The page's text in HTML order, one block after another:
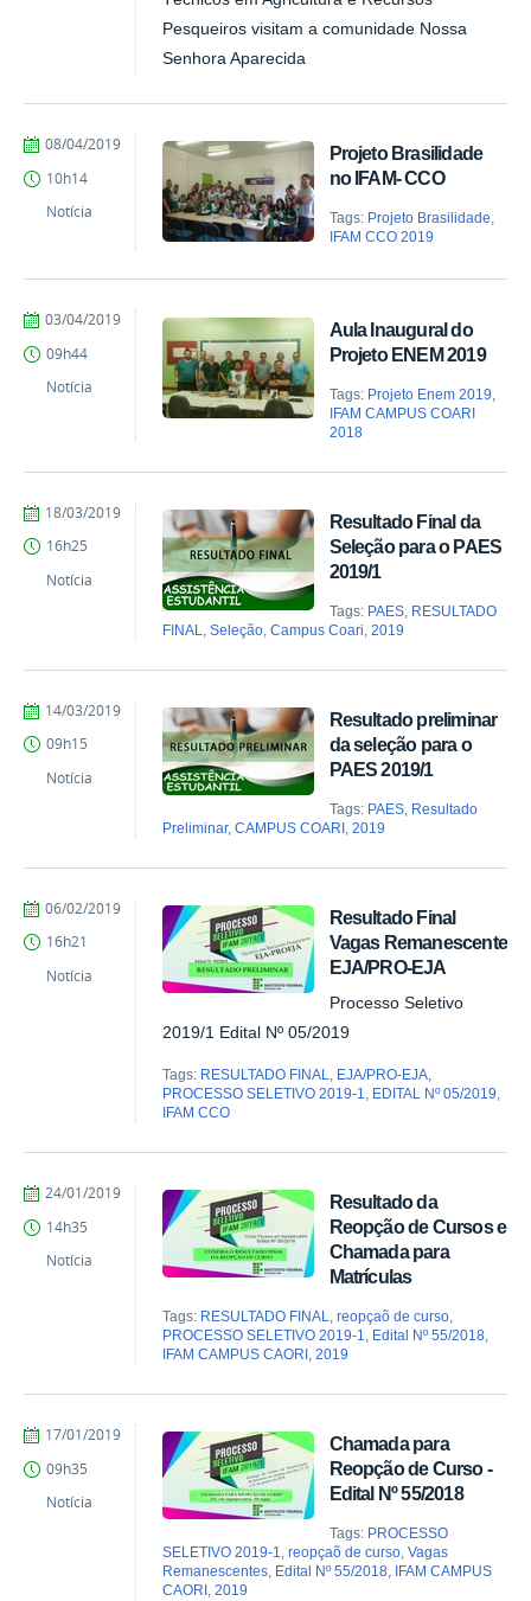
Pesqueiros visitam a comunidade Nossa
Senhora Aparecida
Projeto Brasilidade
no IFAM- CCO
Tags: Projeto Brasilidade,
IFAM CCO 2019
por
COARI
publicado
08/04/2019
10h14
Notícia
Aula Inaugural do
Projeto ENEM 2019
Tags: Projeto Enem 2019
IFAM CAMPUS COARI
2018
por
COARI
publicado
03/04/2019
09h44
Notícia
Resultado Final da
Seleção para o PAES
2019/1
Tags: PAES, RESULTADO
FINAL,Seleção,Campus Coari,2019
por
COARI
publicado
18/03/2019
16h25
Notícia
Resultado preliminar
da seleção para o
PAES 2019/1
Tags: PAES, Resultado
Preliminar,CAMPUS COARI ,2019
por
COARI
publicado
14/03/2019
09h15
Notícia
Resultado Final
Vagas Remanescente
EJA/PRO-EJA
Processo Seletivo
2019/1 Edital Nº 05/2019
Tags: RESULTADO FINAL, EJA/PRO-EJA,
PROCESSO SELETIVO 2019-1, EDITAL Nº 05/2019,
IFAM CCO
por
COARI
publicado
06/02/2019
16h21
Notícia
Resultado da
Reopção de Cursos e
Chamada para
Matrículas
Tags: RESULTADO FINAL,reopçaõ de curso,
PROCESSO SELETIVO 2019-1, Edital Nº 55/2018,
IFAM CAMPUS CAORI ,2019
por
COARI
publicado
24/01/2019
14h35
Notícia
Chamada para
Reopção de Curso -
Edital Nº 55/2018
Tags: PROCESSO
SELETIVO 2019-1,reopçaõ de curso,Vagas
Remanescentes, Edital Nº 55/2018, IFAM CAMPUS
CAORI ,2019
por
COARI
publicado
17/01/2019
09h35
Notícia